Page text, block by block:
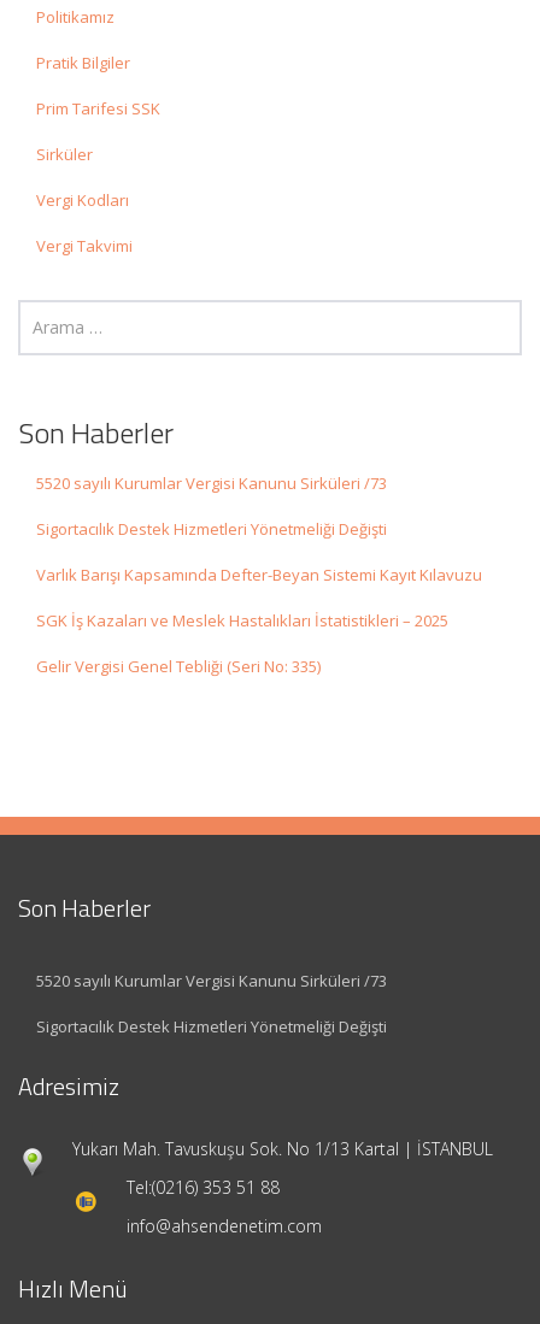
Politikamız
Pratik Bilgiler
Prim Tarifesi SSK
Sirküler
Vergi Kodları
Vergi Takvimi
Son Haberler
5520 sayılı Kurumlar Vergisi Kanunu Sirküleri /73
Sigortacılık Destek Hizmetleri Yönetmeliği Değişti
Varlık Barışı Kapsamında Defter-Beyan Sistemi Kayıt Kılavuzu
SGK İş Kazaları ve Meslek Hastalıkları İstatistikleri – 2025
Gelir Vergisi Genel Tebliği (Seri No: 335)
Son Haberler
5520 sayılı Kurumlar Vergisi Kanunu Sirküleri /73
Sigortacılık Destek Hizmetleri Yönetmeliği Değişti
Adresimiz
Yukarı Mah. Tavuskuşu Sok. No 1/13 Kartal | İSTANBUL
Tel:(0216) 353 51 88
info@ahsendenetim.com
Hızlı Menü